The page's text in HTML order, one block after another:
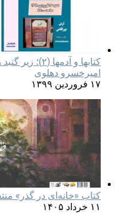
کتابها و
امیرخسرو دهلوی
۱۷ فروردین ۱۳۹۹
کتاب «خانه‌ای در گذر»
۱۱ خرداد ۱۴۰۵